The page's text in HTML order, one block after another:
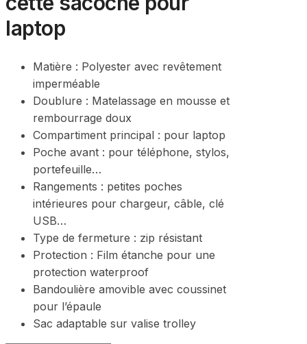
laptop
Matière : Polyester avec revêtement
imperméable
Doublure : Matelassage en mousse et
rembourrage doux
Compartiment principal : pour laptop
Poche avant : pour téléphone, stylos,
portefeuille…
Rangements : petites poches
intérieures pour chargeur, câble, clé
USB…
Type de fermeture : zip résistant
Protection : Film étanche pour une
protection waterproof
Bandoulière amovible avec coussinet
pour l’épaule
Sac adaptable sur valise trolley